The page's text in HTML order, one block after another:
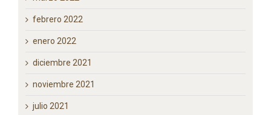
marzo 2022
febrero 2022
enero 2022
diciembre 2021
noviembre 2021